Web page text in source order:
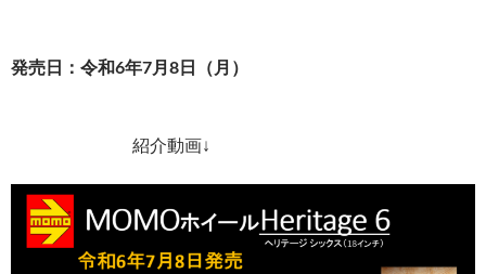
発売日：令和6年7月8日（月）
紹介動画↓